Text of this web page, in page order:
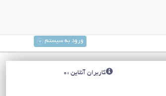
ورود به سیستم
کاربران آنلاین :0